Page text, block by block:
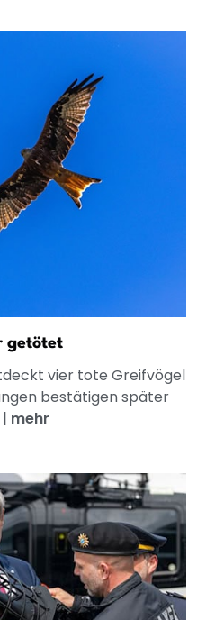
getötet
vier tote Greifvögel
bestätigen später
| mehr